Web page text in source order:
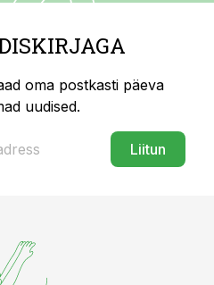
oma postkasti päeva
uudised.
Liitun